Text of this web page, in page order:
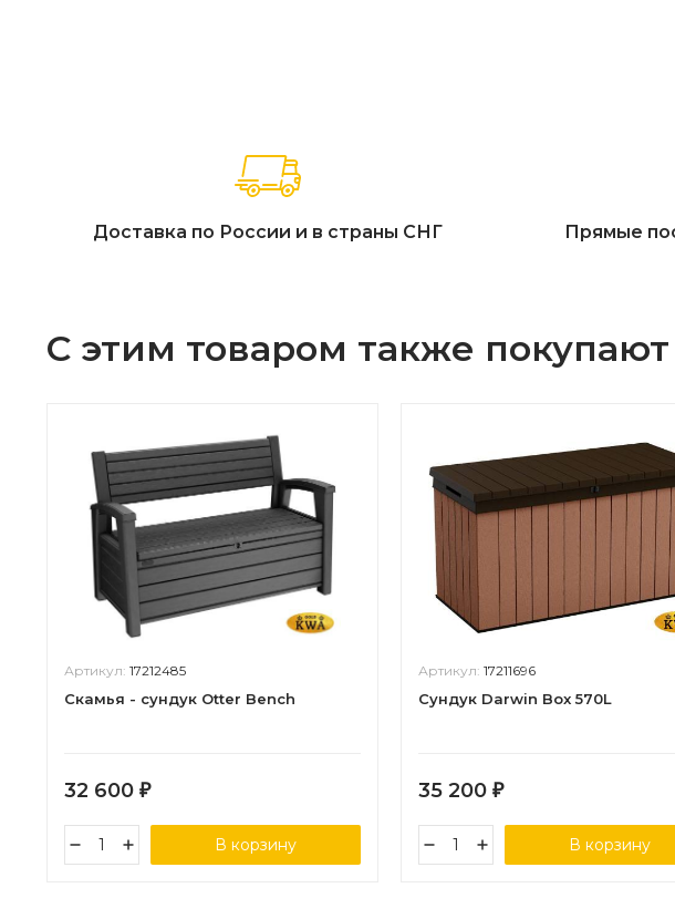
Доставка по России и в страны СНГ Прямые
С этим товаром также покупают
Артикул: 17212485
Скамья - сундук Otter Bench
32 600 ₽
В корзину
Артикул: 17211696
Сундук Darwin Box 570L
35 200 ₽
В корзину